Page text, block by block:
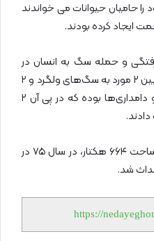
را حامیان حیوانات می خواندند
ایجاد کرده بودند.
و حمله سگ به انسان در
منطقه دامشهر رخ داده که از این بین ۲ مورد به سگ‌های ولگرد و ۲
مورد نیز مربوط به سگ‌های گله و دامداری‌ها بوده که در پی آن ۲
شهرک صنعتی دامشهر قم به مساحت ۶۶۴ هکتار، در سال ۷۵ در
https://